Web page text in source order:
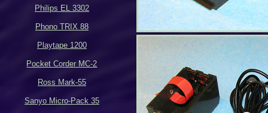
Philips EL 3302
Phono TRIX 88
Playtape 1200
Pocket Corder MC-2
Ross Mark-55
Sanyo Micro-Pack 35